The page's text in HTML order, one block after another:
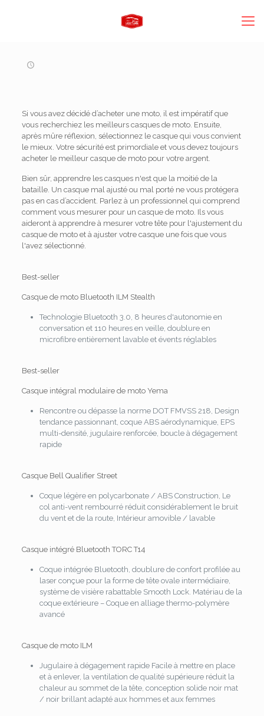
Si vous avez décidé d’acheter une moto, il est impératif que
vous recherchiez les meilleurs casques de moto. Ensuite,
après mûre réflexion, sélectionnez le casque qui vous convient
le mieux. Votre sécurité est primordiale et vous devez toujours
acheter le meilleur casque de moto pour votre argent.
Bien sûr, apprendre les casques n'est que la moitié de la
bataille. Un casque mal ajusté ou mal porté ne vous protégera
pas en cas d’accident. Parlez à un professionnel qui comprend
comment vous mesurer pour un casque de moto. Ils vous
aideront à apprendre à mesurer votre tête pour l'ajustement du
casque de moto et à ajuster votre casque une fois que vous
l'avez sélectionné.
Best-seller
Casque de moto Bluetooth ILM Stealth
Technologie Bluetooth 3.0, 8 heures d'autonomie en
conversation et 110 heures en veille, doublure en
microfibre entièrement lavable et évents réglables
Best-seller
Casque intégral modulaire de moto Yema
Rencontre ou dépasse la norme DOT FMVSS 218, Design
tendance passionnant, coque ABS aérodynamique, EPS
multi-densité, jugulaire renforcée, boucle à dégagement
rapide
Casque Bell Qualifier Street
Coque légère en polycarbonate / ABS Construction, Le
col anti-vent rembourré réduit considérablement le bruit
du vent et de la route, Intérieur amovible / lavable
Casque intégré Bluetooth TORC T14
Coque intégrée Bluetooth, doublure de confort profilée au
laser conçue pour la forme de tête ovale intermédiaire,
système de visière rabattable Smooth Lock. Matériau de la
coque extérieure – Coque en alliage thermo-polymère
avancé
Casque de moto ILM
Jugulaire à dégagement rapide Facile à mettre en place
et à enlever, la ventilation de qualité supérieure réduit la
chaleur au sommet de la tête, conception solide noir mat
/ noir brillant adapté aux hommes et aux femmes